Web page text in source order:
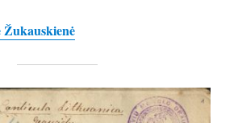
Žukauskienė